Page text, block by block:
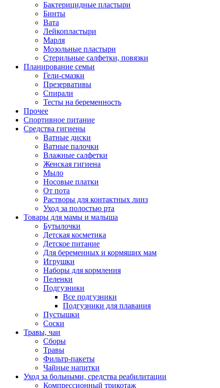
Бактерицидные пластыри
Бинты
Вата
Лейкопластыри
Марля
Мозольные пластыри
Стерильные салфетки, повязки
Планирование семьи
Гели-смазки
Презервативы
Спирали
Тесты на беременность
Прочее
Спортивное питание
Средства гигиены
Ватные диски
Ватные палочки
Влажные салфетки
Женская гигиена
Мыло
Носовые платки
От пота
Растворы для контактных линз
Уход за полостью рта
Товары для мамы и малыша
Бутылочки
Детская косметика
Детское питание
Для беременных и кормящих мам
Игрушки
Наборы для кормления
Пеленки
Подгузники
Все подгузники
Подгузники для плавания
Пустышки
Соски
Травы, чаи
Сборы
Травы
Фильтр-пакеты
Чайные напитки
Уход за больными, средства реабилитации
Компрессионный трикотаж